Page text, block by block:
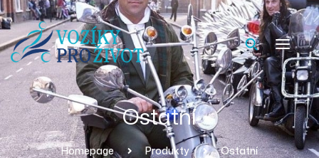
Ostatní
Homepage Produkty Ostatní